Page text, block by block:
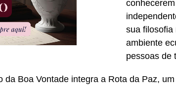
sua filosofia
ambiente
pessoas de
da Boa Vontade integra a Rota da Paz,